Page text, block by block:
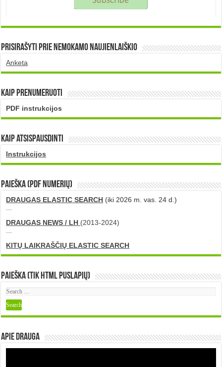
Prisirašyti prie nemokamo naujienlaiškio
Anketa
Kaip prenumeruoti
PDF instrukcijos
Kaip atsispausdinti
Instrukcijos
PAIEŠKA (PDF numerių)
DRAUGAS ELASTIC SEARCH (iki 2026 m. vas. 24 d.)
DRAUGAS NEWS / LH (2013-2024)
KITŲ LAIKRAŠČIŲ ELASTIC SEARCH
Paieška (tik HTML puslapių)
Apie DRAUGA